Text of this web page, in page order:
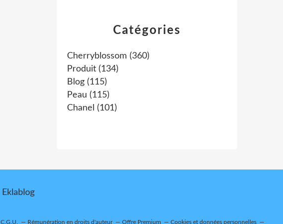
Catégories
Cherryblossom (360)
Produit (134)
Blog (115)
Peau (115)
Chanel (101)
Eklablog
C.G.U. Rémunération en droits d'auteur Offre Premium Cookies et données personnelles